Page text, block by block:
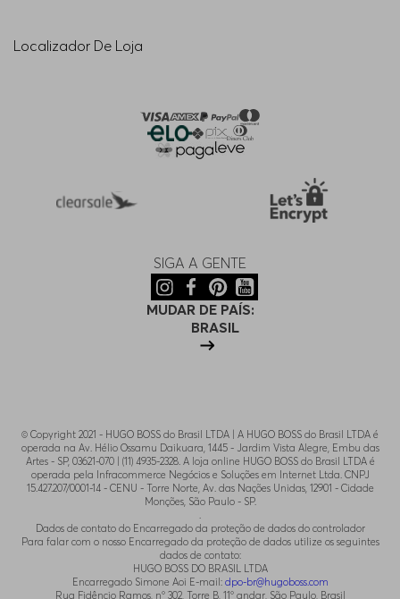
Localizador De Loja
SIGA A GENTE
MUDAR DE PAÍS:
BRASIL
© Copyright 2021 - HUGO BOSS do Brasil LTDA | A HUGO BOSS do Brasil LTDA é
operada na Av. Hélio Ossamu Daikuara, 1445 - Jardim Vista Alegre, Embu das
Artes - SP, 03621-070 | (11) 4935-2328. A loja online HUGO BOSS do Brasil LTDA é
operada pela Infracommerce Negócios e Soluções em Internet Ltda. CNPJ
15.427.207/0001-14 - CENU - Torre Norte, Av. das Nações Unidas, 12901 - Cidade
Monções, São Paulo - SP.
.
Dados de contato do Encarregado da proteção de dados do controlador
Para falar com o nosso Encarregado da proteção de dados utilize os seguintes
dados de contato:
HUGO BOSS DO BRASIL LTDA
Encarregado Simone Aoi E-mail: dpo-br@hugoboss.com
Rua Fidêncio Ramos, n° 302, Torre B, 11° andar, São Paulo, Brasil